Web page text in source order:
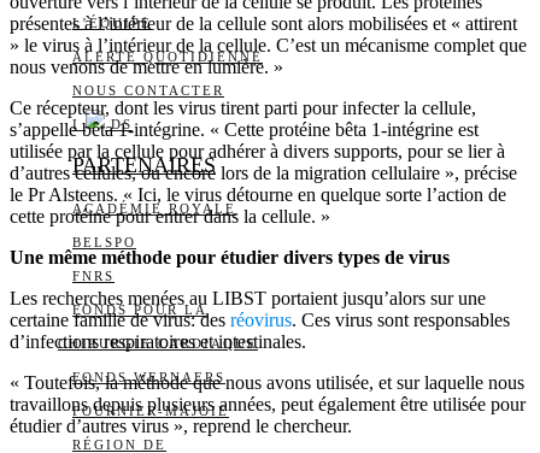
L’ÉQUIPE
ALERTE QUOTIDIENNE
NOUS CONTACTER
I DS
PARTENAIRES
ACADÉMIE ROYALE
BELSPO
FNRS
FONDS POUR LA
CHIRURGIE CARDIAQUE
FONDS WERNAERS
FOURNIER-MAJOIE
RÉGION DE
présentes à l’intérieur de la cellule sont alors mobilisées et « attirent
» le virus à l’intérieur de la cellule. C’est un mécanisme complet que
nous venons de mettre en lumière. »
Ce récepteur, dont les virus tirent parti pour infecter la cellule,
s’appelle bêta 1-intégrine. « Cette protéine bêta 1-intégrine est
utilisée par la cellule pour adhérer à divers supports, pour se lier à
d’autres cellules, ou encore lors de la migration cellulaire », précise
le Pr Alsteens. « Ici, le virus détourne en quelque sorte l’action de
cette protéine pour entrer dans la cellule. »
Une même méthode pour étudier divers types de virus
Les recherches menées au LIBST portaient jusqu’alors sur une
certaine famille de virus: des réovirus. Ces virus sont responsables
d’infections respiratoires et intestinales.
« Toutefois, la méthode que nous avons utilisée, et sur laquelle nous
travaillons depuis plusieurs années, peut également être utilisée pour
étudier d’autres virus », reprend le chercheur.